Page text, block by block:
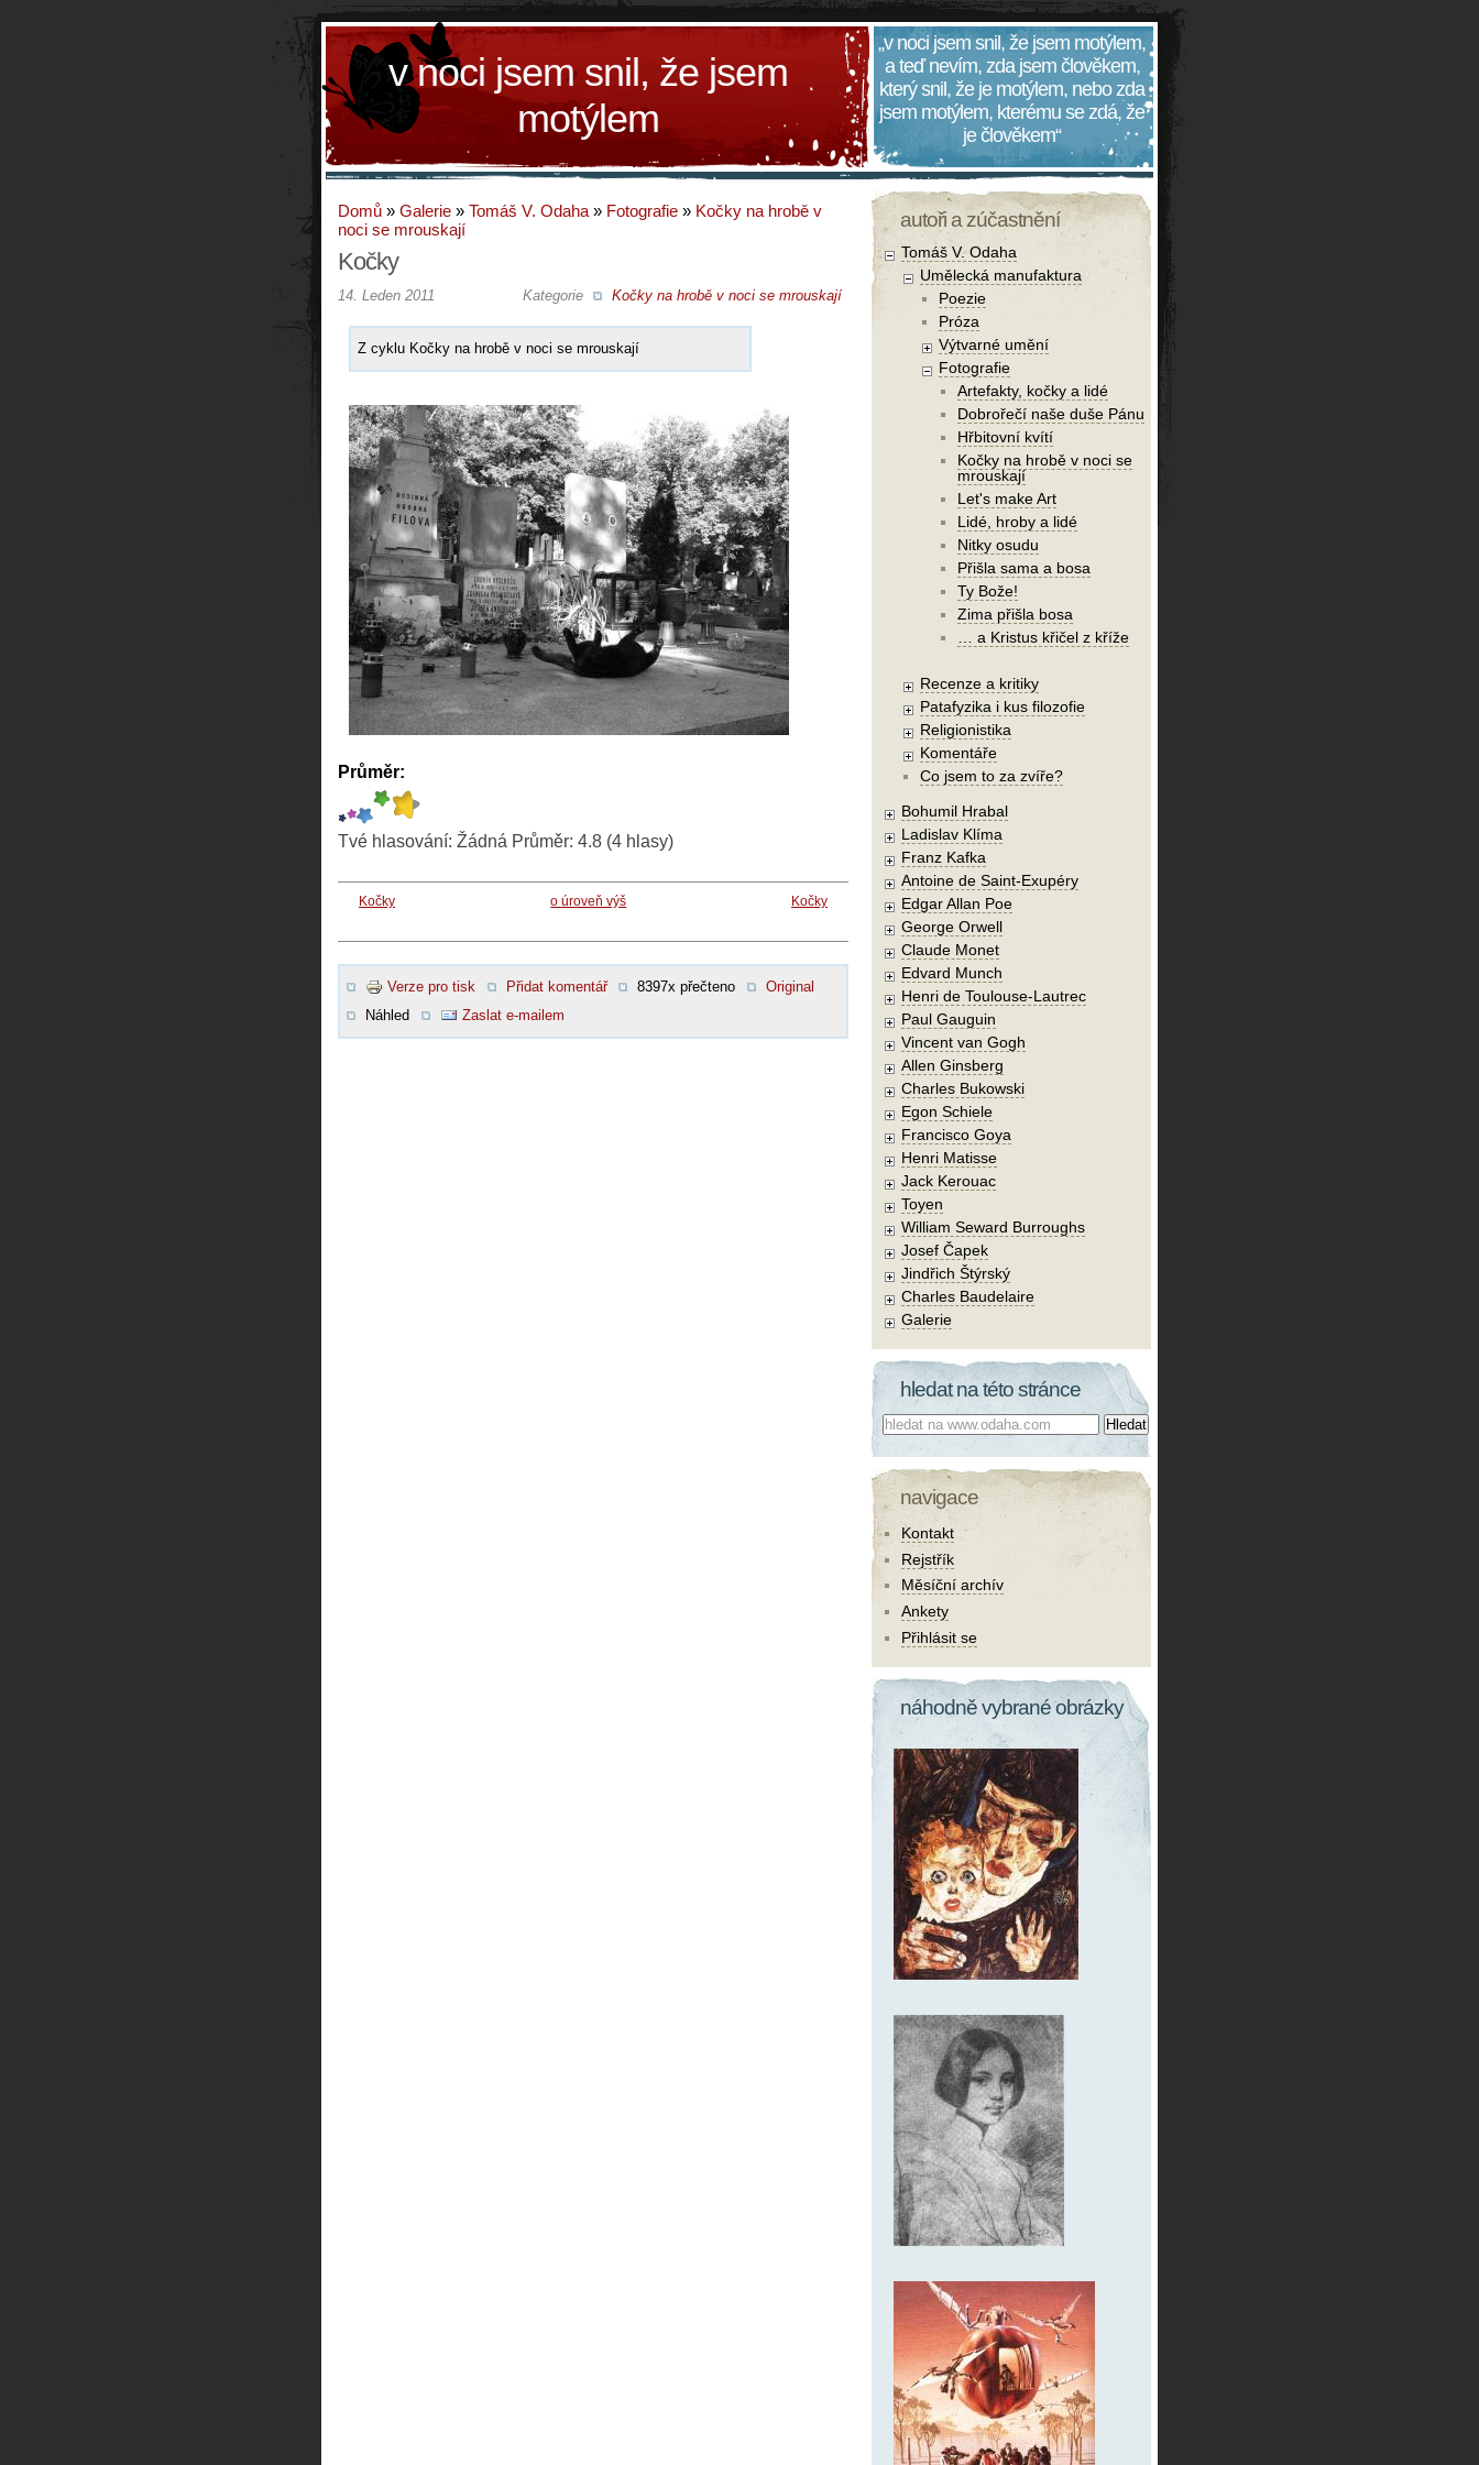
v noci jsem snil, že jsem
motýlem
„v noci jsem snil, že jsem motýlem,
a teď nevím, zda jsem člověkem,
který snil, že je motýlem, nebo zda
jsem motýlem, kterému se zdá, že
je člověkem“
Domů » Galerie » Tomáš V. Odaha » Fotografie » Kočky na hrobě v
noci se mrouskají
Kočky
Kategorie Kočky na hrobě v noci se mrouskají
14. Leden 2011
Z cyklu Kočky na hrobě v noci se mrouskají
Průměr:
Tvé hlasování: Žádná Průměr: 4.8 (4 hlasy)
Kočky o úroveň výš Kočky
Verze pro tisk Přidat komentář 8397x přečteno
Original
Náhled
Zaslat e-mailem
autoři a zúčastnění
Tomáš V. Odaha
Umělecká manufaktura
Poezie
Próza
Výtvarné umění
Fotografie
Artefakty, kočky a lidé
Dobrořečí naše duše Pánu
Hřbitovní kvítí
Kočky na hrobě v noci se
mrouskají
Let's make Art
Lidé, hroby a lidé
Nitky osudu
Přišla sama a bosa
Ty Bože!
Zima přišla bosa
… a Kristus křičel z kříže
Recenze a kritiky
Patafyzika i kus filozofie
Religionistika
Komentáře
Co jsem to za zvíře?
Bohumil Hrabal
Ladislav Klíma
Franz Kafka
Antoine de Saint-Exupéry
Edgar Allan Poe
George Orwell
Claude Monet
Edvard Munch
Henri de Toulouse-Lautrec
Paul Gauguin
Vincent van Gogh
Allen Ginsberg
Charles Bukowski
Egon Schiele
Francisco Goya
Henri Matisse
Jack Kerouac
Toyen
William Seward Burroughs
Josef Čapek
Jindřich Štýrský
Charles Baudelaire
Galerie
hledat na této stránce
Co hledat:
navigace
Kontakt
Rejstřík
Měsíční archív
Ankety
Přihlásit se
náhodně vybrané obrázky